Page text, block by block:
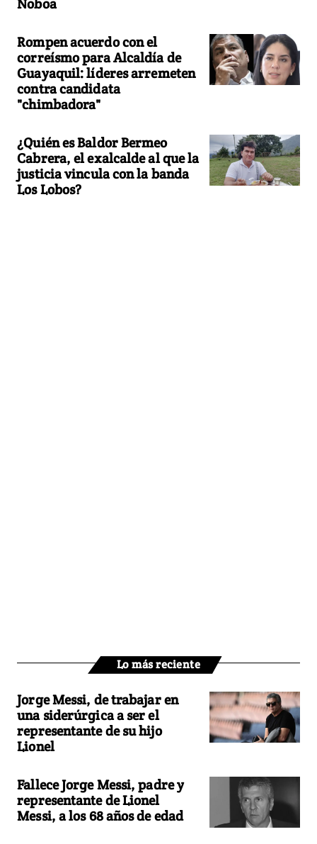
Noboa
Rompen acuerdo con el
correísmo para Alcaldía de
Guayaquil: líderes arremeten
contra candidata
"chimbadora"
¿Quién es Baldor Bermeo
Cabrera, el exalcalde al que la
justicia vincula con la banda
Los Lobos?
Lo más reciente
Jorge Messi, de trabajar en
una siderúrgica a ser el
representante de su hijo
Lionel
Fallece Jorge Messi, padre y
representante de Lionel
Messi, a los 68 años de edad